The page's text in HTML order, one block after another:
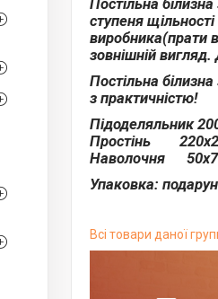
Постільна
ступеня
виробника(прати
зовнішній
Постільна
з практичністю!
Підоделяльник
Простінь
Наволочня
Упаковка:
Всі товари даної